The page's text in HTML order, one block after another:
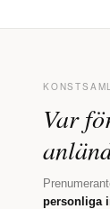
Var
personliga